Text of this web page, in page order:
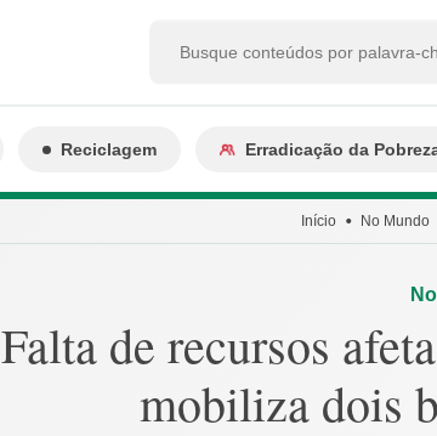
Reciclagem Erradicação da
Início No Mundo
Falta de recursos
mobiliza dois